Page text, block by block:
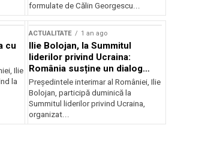
formulate de Călin Georgescu...
cu
Ilie
la
ACTUALITATE 1 an ago
Ilie Bolojan, la Summitul
liderilor privind Ucraina:
România susține un dialog
transatlantic pentru securitate
și stabilitate
Președintele interimar al României, Ilie
Bolojan, participă duminică la
Summitul liderilor privind Ucraina,
organizat...